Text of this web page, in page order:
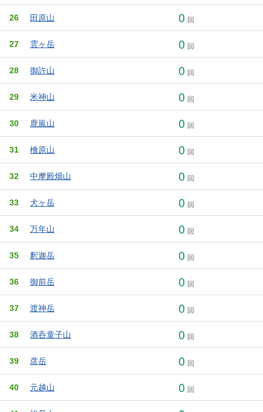
26 田原山 0 回
27 雲ヶ岳 0 回
28 御許山 0 回
29 米神山 0 回
30 鹿嵐山 0 回
31 檜原山 0 回
32 中摩殿畑山 0 回
33 犬ヶ岳 0 回
34 万年山 0 回
35 釈迦岳 0 回
36 御前岳 0 回
37 渡神岳 0 回
38 酒呑童子山 0 回
39 彦岳 0 回
40 元越山 0 回